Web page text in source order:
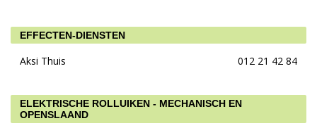
EFFECTEN-DIENSTEN
Aksi Thuis 012 21 42 84
ELEKTRISCHE ROLLUIKEN - MECHANISCH EN
OPENSLAAND